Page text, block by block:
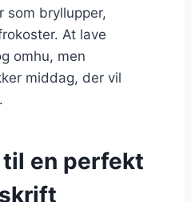
som bryllupper,
At lave
omhu, men
middag, der vil
en perfekt